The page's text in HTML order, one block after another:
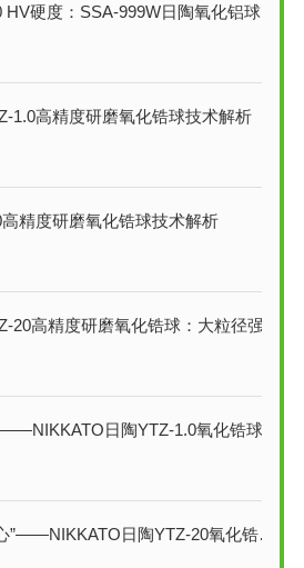
：SSA-999W日陶氧化铝球如何重塑超细研磨
1.0高精度研磨氧化锆球技术解析
精度研磨氧化锆球技术解析
度研磨氧化锆球：大粒径强动能研磨的工业级引擎
日陶YTZ-1.0氧化锆球技术解析
日陶YTZ-20氧化锆球技术解析